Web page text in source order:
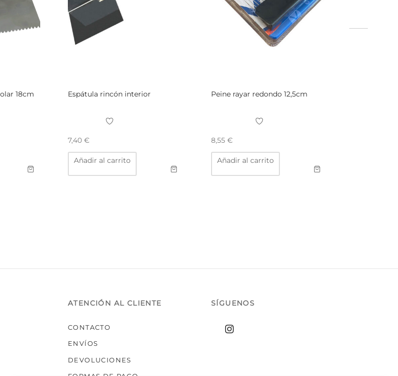
18cm Espátula rincón interior
7,40 €
Añadir al carrito
Peine rayar redondo 12,5cm
8,55 €
Añadir al carrito
ATENCIÓN AL CLIENTE
CONTACTO
ENVÍOS
DEVOLUCIONES
SÍGUENOS